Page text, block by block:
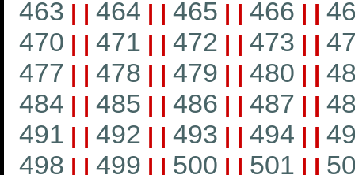
463 | | 464 | | 465 | | 466 | |
470 | | 471 | | 472 | | 473 | |
477 | | 478 | | 479 | | 480 | |
484 | | 485 | | 486 | | 487 | |
491 | | 492 | | 493 | | 494 | |
498 | | 499 | | 500 | | 501 | |